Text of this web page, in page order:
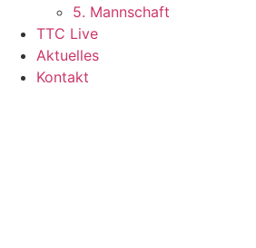
5. Mannschaft
TTC Live
Aktuelles
Kontakt